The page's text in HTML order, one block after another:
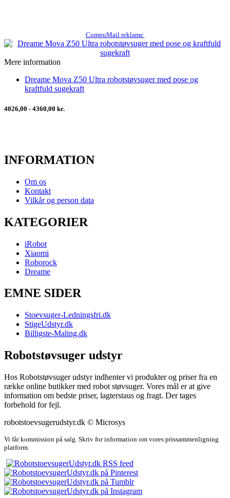
CompuMail reklame
Mere information
Dreame Mova Z50 Ultra robotstøvsuger med pose og
kraftfuld sugekraft
4026,00 - 4360,00 kr.
INFORMATION
Om os
Kontakt
Vilkår og person data
KATEGORIER
iRobot
Xiaomi
Roborock
Dreame
EMNE SIDER
Stoevsuger-Ledningsfri.dk
StigeUdstyr.dk
Billigste-Maling.dk
Robotstøvsuger udstyr
Hos Robotstøvsuger udstyr indhenter vi produkter og priser fra en
række online butikker med robot støvsuger. Vores mål er at give
information om bedste priser, lagterstaus og fragt. Der tages
forbehold for fejl.
robotstoevsugerudstyr.dk © Microsys
Vi får kommission på salg. Skriv for information om vores prissammenligning
platform.